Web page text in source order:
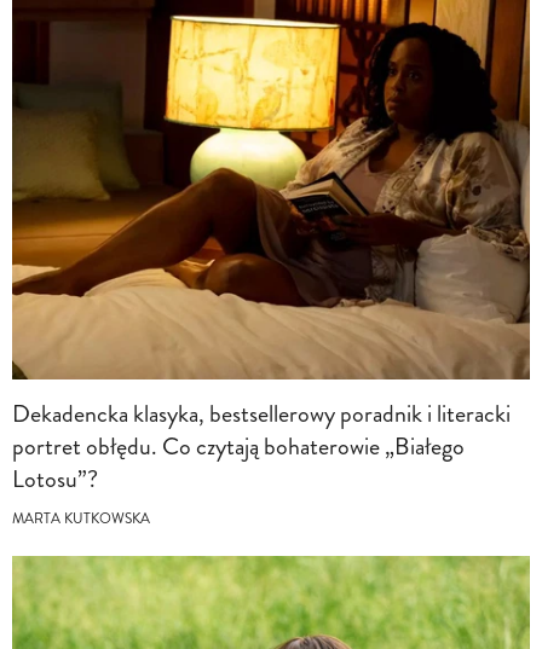
Dekadencka klasyka, bestsellerowy poradnik i literacki
portret obłędu. Co czytają bohaterowie „Białego
Lotosu”?
MARTA KUTKOWSKA